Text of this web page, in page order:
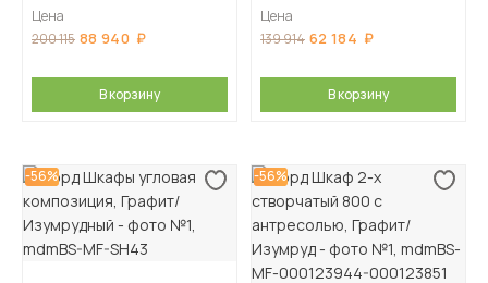
Цена
200 115 88 940
В корзину
Цена
139 914 62 184
В корзину
-56% -56%